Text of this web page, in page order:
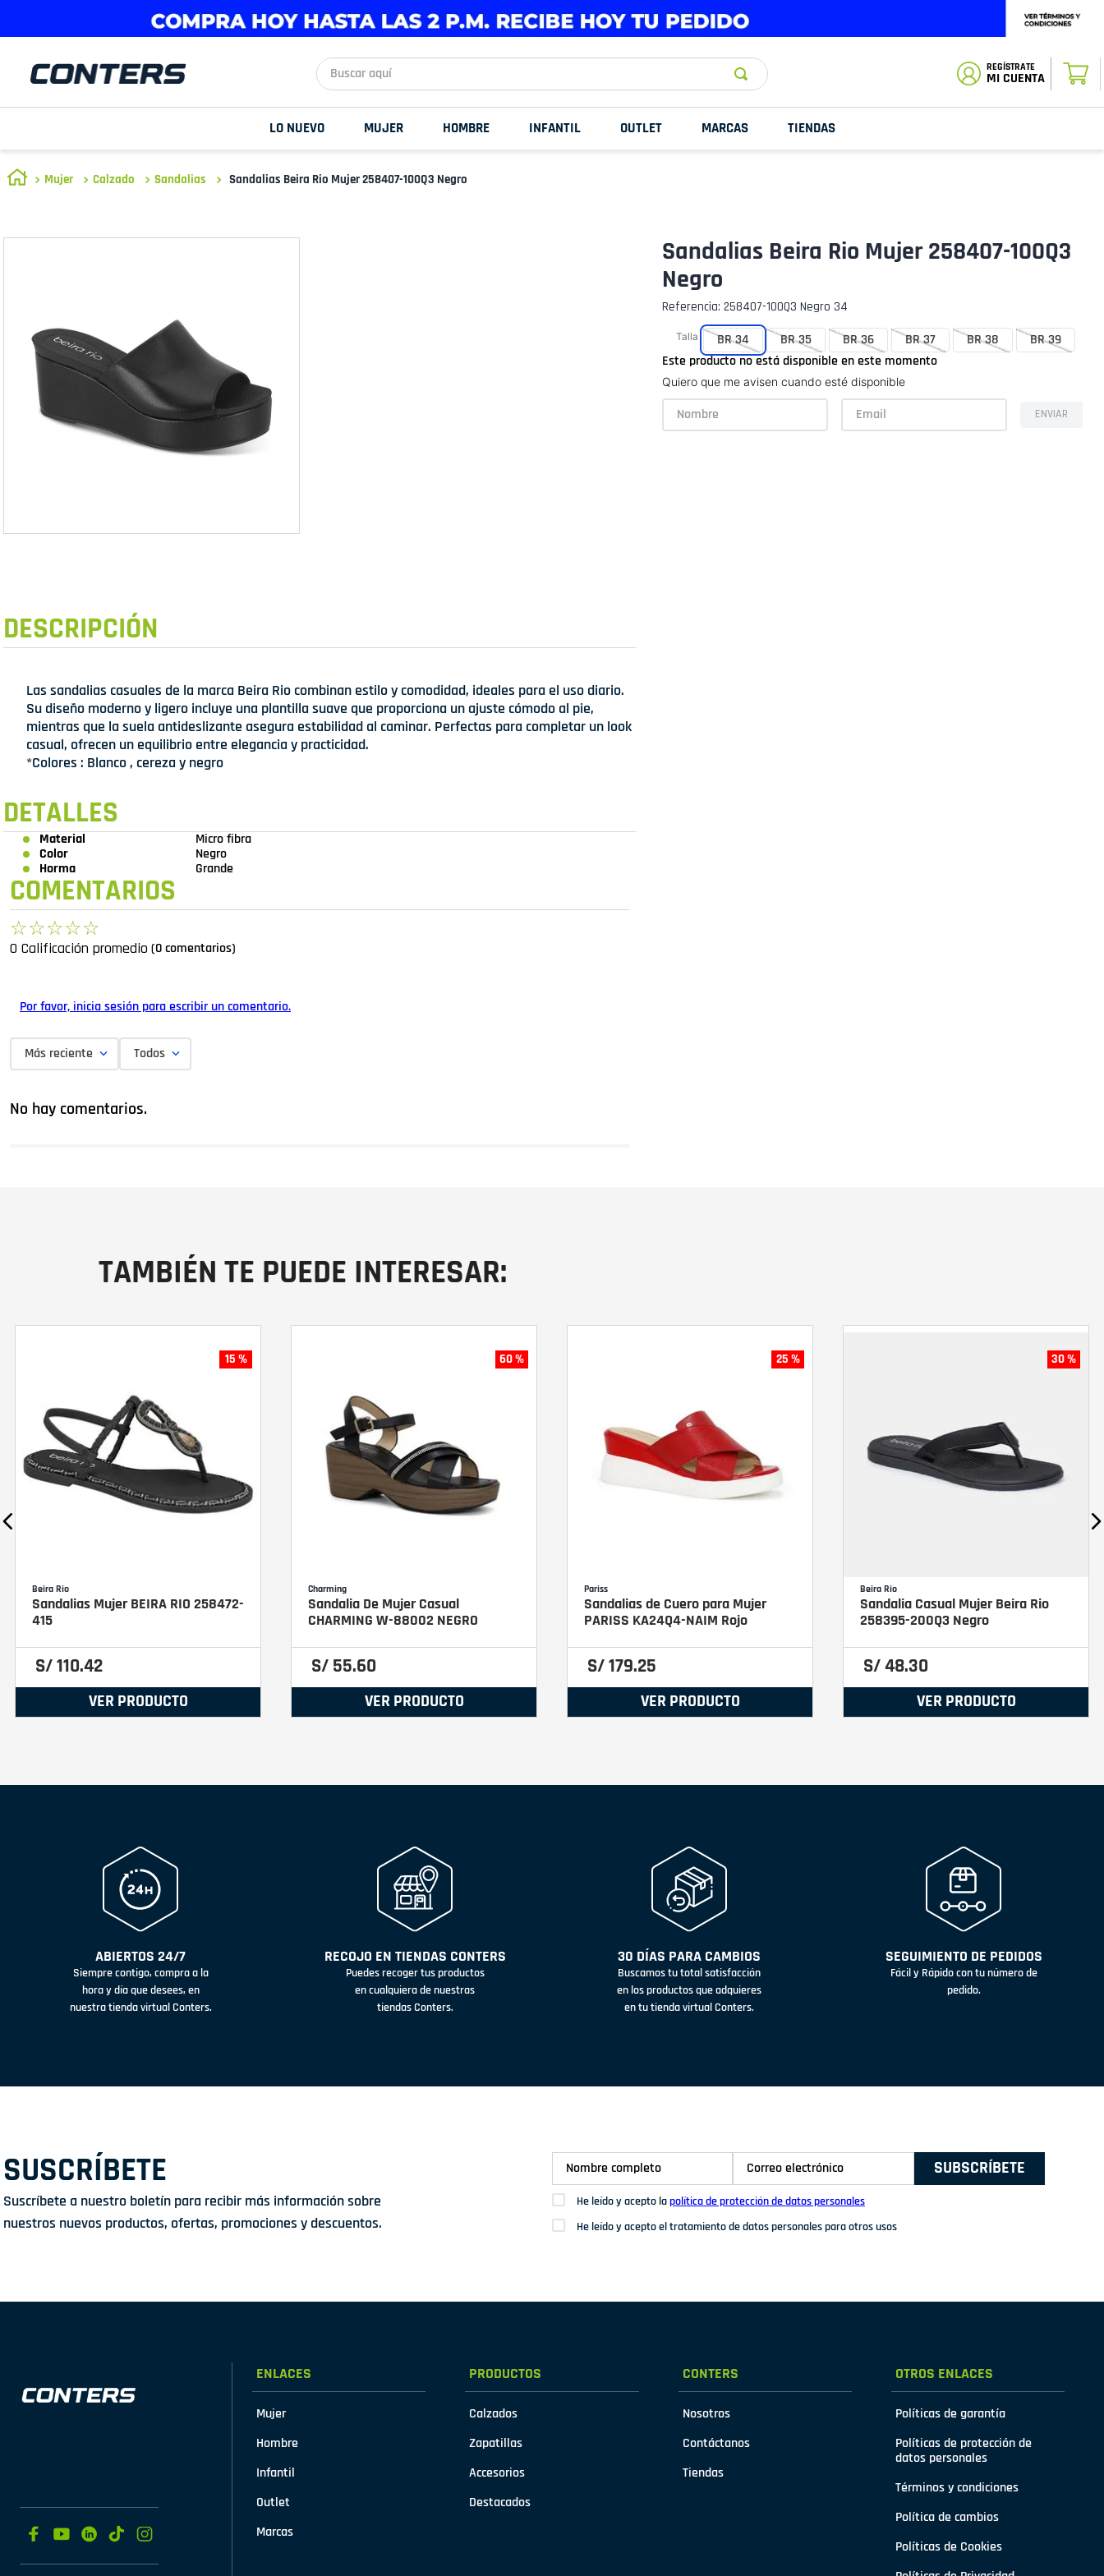
Buscar aquí
MI CUENTA
LO NUEVO MUJER HOMBRE INFANTIL OUTLET MARCAS TIENDAS
Mujer Calzado Sandalias Sandalias Beira Rio Mujer 258407-100Q3 Negro
DESCRIPCIÓN
Las sandalias casuales de la marca Beira Rio combinan estilo y comodidad, ideales para el uso diario.
Su diseño moderno y ligero incluye una plantilla suave que proporciona un ajuste cómodo al pie,
mientras que la suela antideslizante asegura estabilidad al caminar. Perfectas para completar un look
casual, ofrecen un equilibrio entre elegancia y practicidad.
*Colores : Blanco , cereza y negro
DETALLES
Material
Micro fibra
Color
Negro
Horma
Grande
COMENTARIOS
☆☆☆☆☆
0 Calificación promedio (0 comentarios)
Por favor, inicia sesión para escribir un comentario.
Más reciente Todos
No hay comentarios.
Sandalias Beira Rio Mujer 258407-100Q3
Negro
Referencia: 258407-100Q3 Negro 34
Talla BR 34 BR 35 BR 36 BR 37 BR 38
BR 39
Este producto no está disponible en este momento
Quiero que me avisen cuando esté disponible
ENVIAR
TAMBIÉN TE PUEDE INTERESAR:
15 %
Beira Rio
Sandalias Mujer BEIRA RIO 258472-
415
S/110.42
VER PRODUCTO
60 %
Charming
Sandalia De Mujer Casual
CHARMING W-88002 NEGRO
S/ 55.60
VER PRODUCTO
25 %
Pariss
Sandalias de Cuero para Mujer
PARISS KA24Q4-NAIM Rojo
S/179.25
VER PRODUCTO
30 %
Beira Rio
Sandalia Casual Mujer Beira Rio
258395-200Q3 Negro
S/48.30
VER PRODUCTO
ABIERTOS 24/7
Siempre contigo, compra a la
hora y día que desees, en
nuestra tienda virtual Conters.
RECOJO EN TIENDAS CONTERS
Puedes recoger tus productos
en cualquiera de nuestras
tiendas Conters.
30 DÍAS PARA CAMBIOS
Buscamos tu total satisfacción
en los productos que adquieres
en tu tienda virtual Conters.
SEGUIMIENTO DE PEDIDOS
Fácil y Rápido con tu número de
pedido.
SUSCRÍBETE
Suscríbete a nuestro boletín para recibir más información sobre
nuestros nuevos productos, ofertas, promociones y descuentos.
SUBSCRÍBETE
He leído y acepto lapolítica de protección de datos personales
He leído y acepto el tratamiento de datos personales para otros usos
ENLACES
Mujer
Hombre
Infantil
Outlet
Marcas
PRODUCTOS
Calzados
Zapatillas
Accesorios
Destacados
CONTERS
Nosotros
Contáctanos
Tiendas
OTROS ENLACES
Políticas de garantía
Políticas de protección de
datos personales
Términos y condiciones
Política de cambios
Políticas de Cookies